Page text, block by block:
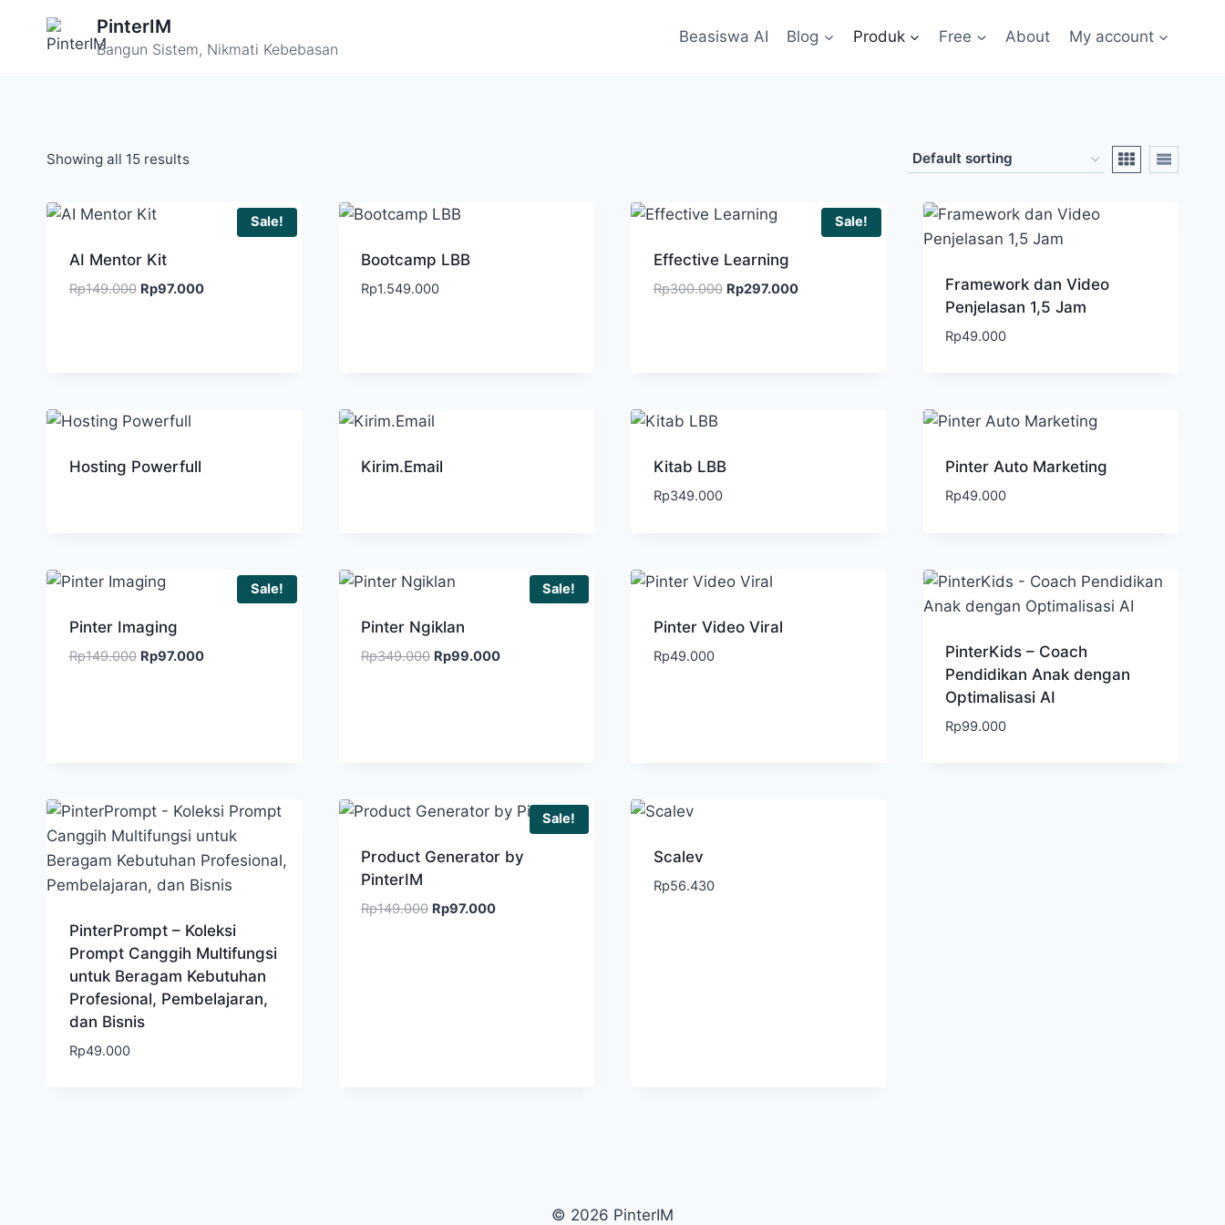
PinterIM
Bangun Sistem, Nikmati Kebebasan
Beasiswa AI Blog Produk Free About My account
Showing all 15 results
Sale!
AI Mentor Kit
Rp149.000 Rp97.000
Bootcamp LBB
Rp1.549.000
Sale!
Effective Learning
Rp300.000 Rp297.000
Framework dan Video
Penjelasan 1,5 Jam
Rp49.000
Hosting Powerfull Kirim.Email Kitab LBB
Rp349.000
Pinter Auto Marketing
Rp49.000
Sale!
Pinter Imaging
Rp149.000 Rp97.000
Sale!
Pinter Ngiklan
Rp349.000 Rp99.000
Pinter Video Viral
Rp49.000
PinterKids – Coach
Pendidikan Anak dengan
Optimalisasi AI
Rp99.000
PinterPrompt – Koleksi
Prompt Canggih Multifungsi
untuk Beragam Kebutuhan
Profesional, Pembelajaran,
dan Bisnis
Rp49.000
Sale!
Product Generator by
PinterIM
Rp149.000 Rp97.000
Scalev
Rp56.430
© 2026 PinterIM